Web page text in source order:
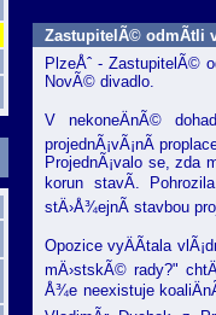
ZastupitelÃ© odmÃ­tli
PlzeÅˆ - ZastupitelÃ©
NovÃ© divadlo.
V nekoneÄnÃ©
projednÃ¡vÃ¡nÃ­
ProjednÃ¡valo se, zda
korun stavÃ­.
stÄ›Å¾ejnÃ­ stavbou
Opozice vyÄÃ­tala
mÄ›stskÃ© rady?"
Å¾e neexistuje